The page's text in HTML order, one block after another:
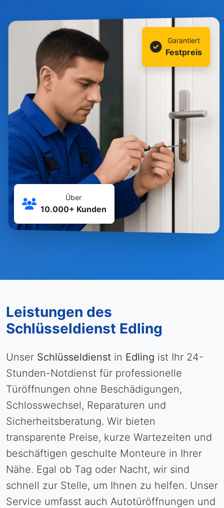
Garantiert
Festpreis
Über
10.000+ Kunden
Leistungen des
Schlüsseldienst Edling
Unser Schlüsseldienst in Edling ist Ihr 24-
Stunden-Notdienst für professionelle
Türöffnungen ohne Beschädigungen,
Schlosswechsel, Reparaturen und
Sicherheitsberatung. Wir bieten
transparente Preise, kurze Wartezeiten und
beschäftigen geschulte Monteure in Ihrer
Nähe. Egal ob Tag oder Nacht, wir sind
schnell zur Stelle, um Ihnen zu helfen. Unser
Service umfasst auch Autotüröffnungen und